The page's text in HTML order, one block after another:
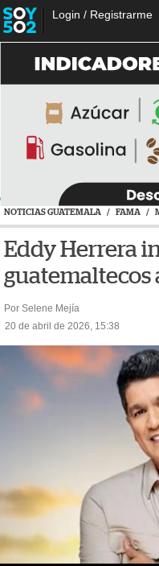
Login / Registrarme
NOTICIAS GUATEMALA / FAMA /
Eddy Herrera
guatemaltecos
Por Selene Mejía
20 de abril de 2026, 15:38